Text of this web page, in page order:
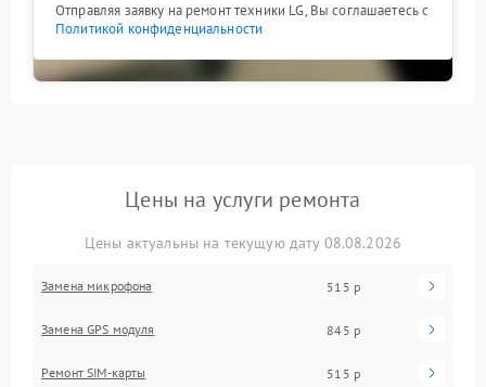
Отправляя заявку на ремонт техники LG, Вы соглашаетесь с
Политикой конфиденциальности
Цены на услуги ремонта
Цены актуальны на текущую дату 08.08.2026
Замена микрофона 515 р
Замена GPS модуля 845 р
Ремонт SIM-карты 515 р